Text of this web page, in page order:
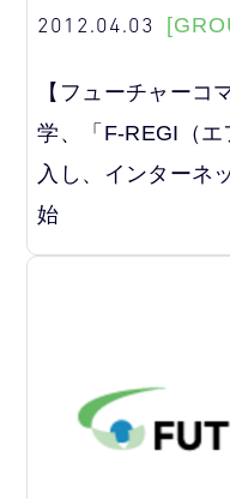
2012.04.03
【フューチャーコ
学、「F-REGI（
入し、インターネ
始